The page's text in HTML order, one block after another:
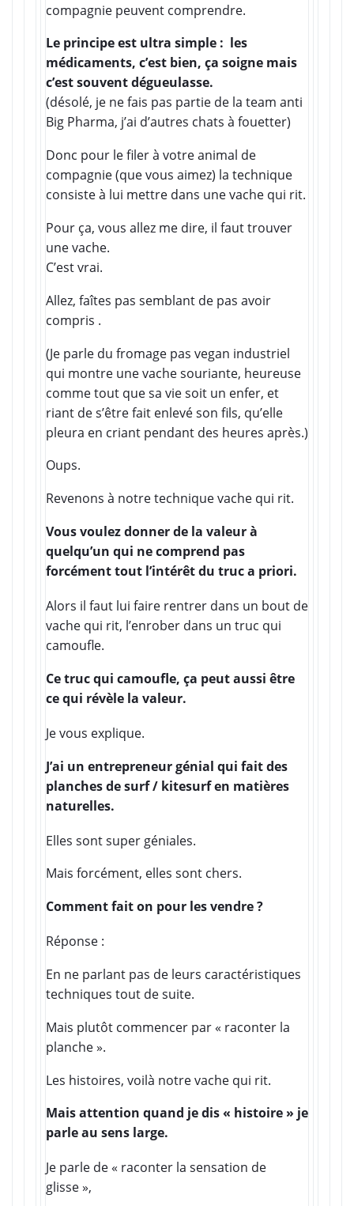
compagnie peuvent comprendre.
Le principe est ultra simple : les
médicaments, c’est bien, ça soigne mais
c’est souvent dégueulasse.
(désolé, je ne fais pas partie de la team anti
Big Pharma, j’ai d’autres chats à fouetter)
Donc pour le filer à votre animal de
compagnie (que vous aimez) la technique
consiste à lui mettre dans une vache qui rit.
Pour ça, vous allez me dire, il faut trouver
une vache.
C’est vrai.
Allez, faîtes pas semblant de pas avoir
compris .
(Je parle du fromage pas vegan industriel
qui montre une vache souriante, heureuse
comme tout que sa vie soit un enfer, et
riant de s’être fait enlevé son fils, qu’elle
pleura en criant pendant des heures après.)
Oups.
Revenons à notre technique vache qui rit.
Vous voulez donner de la valeur à
quelqu’un qui ne comprend pas
forcément tout l’intérêt du truc a priori.
Alors il faut lui faire rentrer dans un bout de
vache qui rit, l’enrober dans un truc qui
camoufle.
Ce truc qui camoufle, ça peut aussi être
ce qui révèle la valeur.
Je vous explique.
J’ai un entrepreneur génial qui fait des
planches de surf / kitesurf en matières
naturelles.
Elles sont super géniales.
Mais forcément, elles sont chers.
Comment fait on pour les vendre ?
Réponse :
En ne parlant pas de leurs caractéristiques
techniques tout de suite.
Mais plutôt commencer par « raconter la
planche ».
Les histoires, voilà notre vache qui rit.
Mais attention quand je dis « histoire » je
parle au sens large.
Je parle de « raconter la sensation de
glisse »,